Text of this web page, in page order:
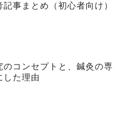
事まとめ（初心者向け）
のコンセプトと、鍼灸の専
した理由